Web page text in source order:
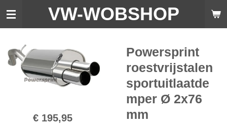
Ga
hoofdinhoud
VW-WOBSHOP
Powersprint
roestvrijstalen
sportuitlaatde
mper Ø 2x76
mm
€ 195,95